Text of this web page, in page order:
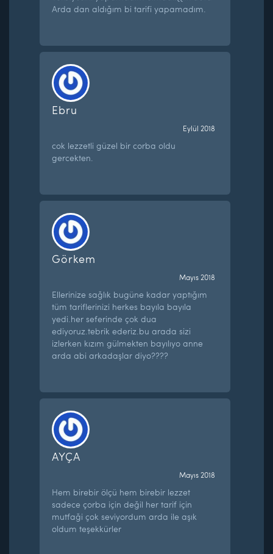
Arda dan aldığım bi tarifi yapamadım.
Ebru
Eylül 2018
cok lezzetli güzel bir corba oldu
gercekten.
Görkem
Mayıs 2018
Ellerinize sağlık bugüne kadar yaptığım
tüm tariflerinizi herkes bayıla bayıla
yedi.her seferinde çok dua
ediyoruz.tebrik ederiz.bu arada sizi
izlerken kızım gülmekten bayılıyo anne
arda abi arkadaşlar diyo????
AYÇA
Mayıs 2018
Hem birebir ölçü hem birebir lezzet
sadece çorba için değil her tarif için
mutfaği çok seviyordum arda ile aşık
oldum teşekkürler